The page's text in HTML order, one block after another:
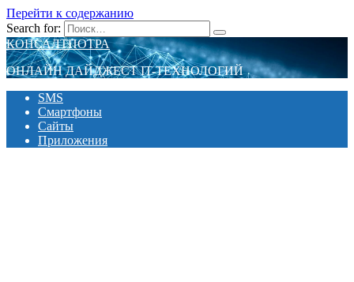
Перейти к содержанию
Search for:
КОНСАЛТПОТРА
ОНЛАЙН ДАЙДЖЕСТ IT-ТЕХНОЛОГИЙ
SMS
Смартфоны
Сайты
Приложения